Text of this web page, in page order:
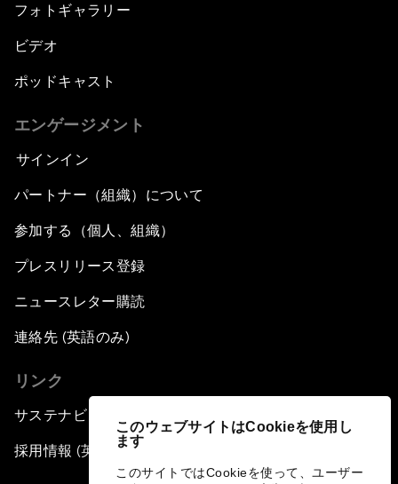
このウェブサイトはCookieを使用し
ます
このサイトではCookieを使って、ユーザー
フォトギャラリー
ビデオ
ポッドキャスト
エンゲージメント
サインイン
パートナー（組織）について
参加する（個人、組織）
プレスリリース登録
ニュースレター購読
連絡先 (英語のみ)
リンク
サステナビリティへの取り組み
採用情報 (英語のみ)